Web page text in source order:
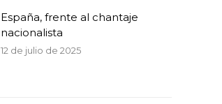
España, frente al chantaje
nacionalista
12 de julio de 2025